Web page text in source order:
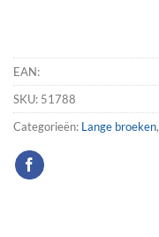
EAN:
SKU: 51788
Categorieën: Lange broeken,